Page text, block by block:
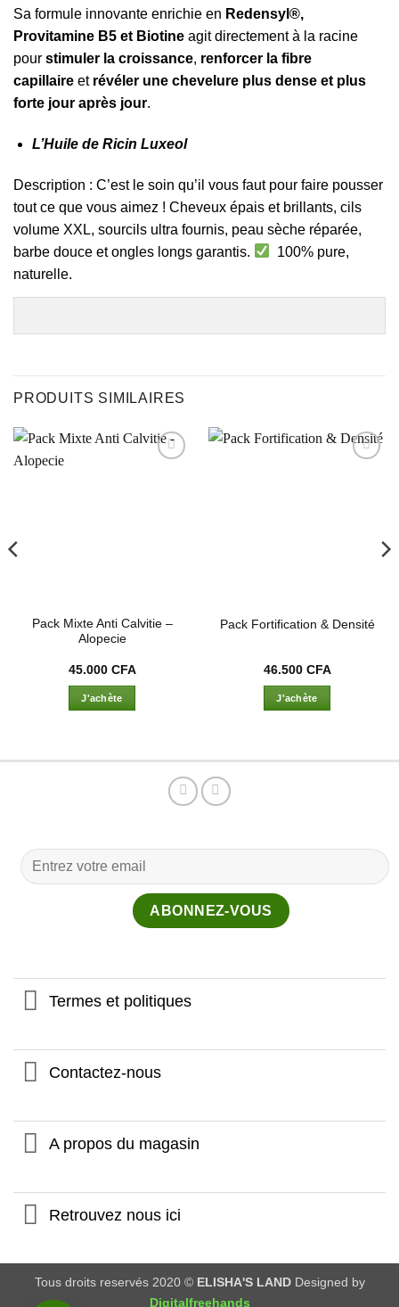
Sa formule innovante enrichie en Redensyl®,
Provitamine B5 et Biotine agit directement à la racine
pour stimuler la croissance, renforcer la fibre
capillaire et révéler une chevelure plus dense et plus
forte jour après jour.
L’Huile de Ricin Luxeol
Description : C’est le soin qu’il vous faut pour faire pousser
tout ce que vous aimez ! Cheveux épais et brillants, cils
volume XXL, sourcils ultra fournis, peau sèche réparée,
barbe douce et ongles longs garantis.
100% pure,
naturelle.
PRODUITS SIMILAIRES
Pack Mixte Anti Calvitie –
Alopecie
45.000 CFA
J'achète
Pack Fortification & Densité
46.500 CFA
J'achète
Termes et politiques
Contactez-nous
A propos du magasin
Retrouvez nous ici
Tous droits reservés 2020 © ELISHA'S LANDDesigned by
Digitalfreehands